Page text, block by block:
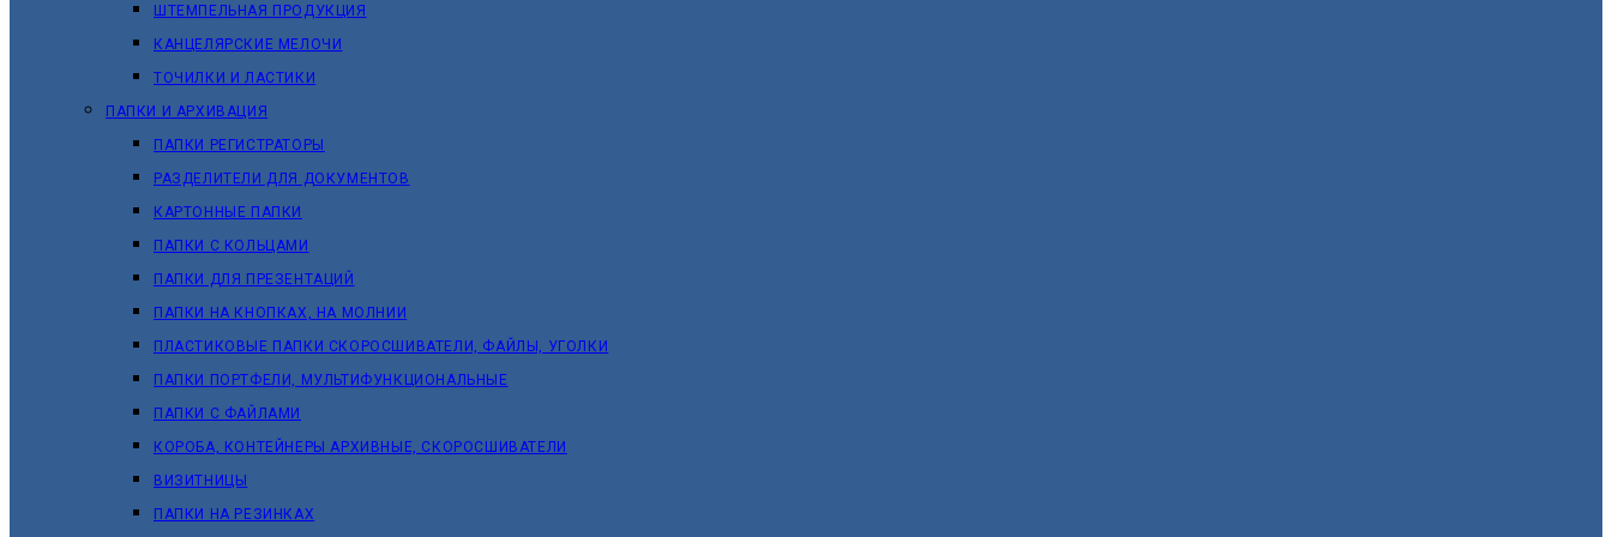
ШТЕМПЕЛЬНАЯ ПРОДУКЦИЯ
КАНЦЕЛЯРСКИЕ МЕЛОЧИ
ТОЧИЛКИ И ЛАСТИКИ
ПАПКИ И АРХИВАЦИЯ
ПАПКИ РЕГИСТРАТОРЫ
РАЗДЕЛИТЕЛИ ДЛЯ ДОКУМЕНТОВ
КАРТОННЫЕ ПАПКИ
ПАПКИ С КОЛЬЦАМИ
ПАПКИ ДЛЯ ПРЕЗЕНТАЦИЙ
ПАПКИ НА КНОПКАХ, НА МОЛНИИ
ПЛАСТИКОВЫЕ ПАПКИ СКОРОСШИВАТЕЛИ, ФАЙЛЫ, УГОЛКИ
ПАПКИ ПОРТФЕЛИ, МУЛЬТИФУНКЦИОНАЛЬНЫЕ
ПАПКИ С ФАЙЛАМИ
КОРОБА, КОНТЕЙНЕРЫ АРХИВНЫЕ, СКОРОСШИВАТЕЛИ
ВИЗИТНИЦЫ
ПАПКИ НА РЕЗИНКАХ